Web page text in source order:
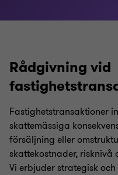
Rådgivning vid
Fastighetstransaktioner
skattemässiga
försäljning eller
skattekostnader,
Vi erbjuder strategisk